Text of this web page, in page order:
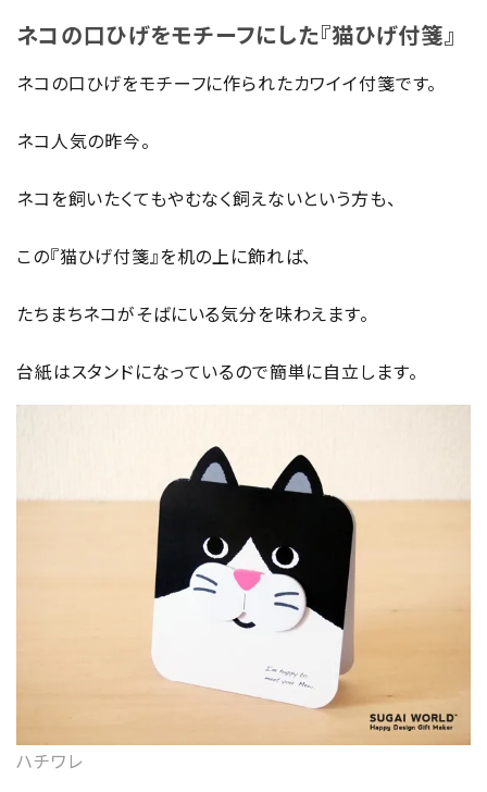
ネコの口ひげをモチーフにした『猫ひげ付箋』
ネコの口ひげをモチーフに作られたカワイイ付箋です。
ネコ人気の昨今。
ネコを飼いたくてもやむなく飼えないという方も、
この『猫ひげ付箋』を机の上に飾れば、
たちまちネコがそばにいる気分を味わえます。
台紙はスタンドになっているので簡単に自立します。
ハチワレ